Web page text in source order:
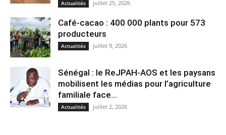
Actualités juillet 25, 2026
Café-cacao : 400 000 plants pour 573
producteurs
Actualités juillet 9, 2026
Sénégal : le ReJPAH-AOS et les paysans
mobilisent les médias pour l’agriculture
familiale face...
Actualités juillet 2, 2026